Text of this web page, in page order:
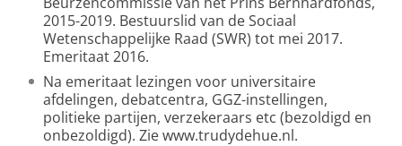
2015-2019. Bestuurslid van de Sociaal
Wetenschappelijke Raad (SWR) tot mei 2017.
Emeritaat 2016.
Na emeritaat lezingen voor universitaire
afdelingen, debatcentra, GGZ-instellingen,
politieke partijen, verzekeraars etc (bezoldigd en
onbezoldigd). Zie www.trudydehue.nl.